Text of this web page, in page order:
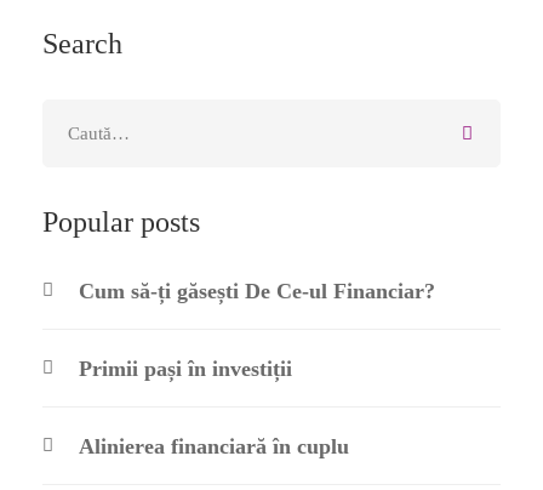
Search
Popular posts
Cum să-ți găsești De Ce-ul Financiar?
Primii pași în investiții
Alinierea financiară în cuplu